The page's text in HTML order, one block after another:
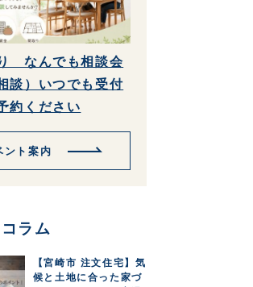
なんでも相談会
談）いつでも受付
約ください
ント案内
ラム
【宮崎市 注文住宅】気
候と土地に合った家づ